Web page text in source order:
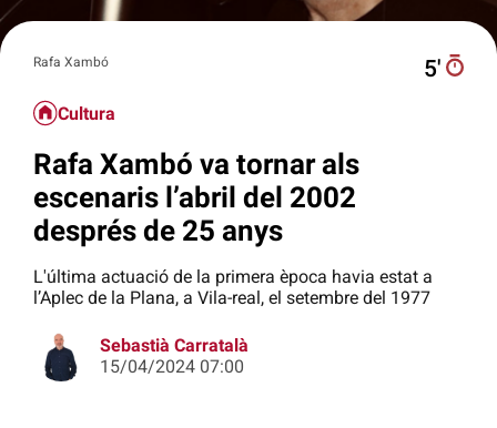
Rafa Xambó 5′
Cultura
Rafa Xambó va tornar als
escenaris l’abril del 2002
després de 25 anys
L'última actuació de la primera època havia estat a
l’Aplec de la Plana, a Vila-real, el setembre del 1977
Sebastià Carratalà
15/04/2024 07:00